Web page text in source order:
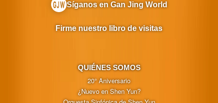
QUIÉNES SOMOS
20° Aniversario
¿Nuevo en Shen Yun?
Síganos en Gan Jing World
Firme nuestro libro de visitas